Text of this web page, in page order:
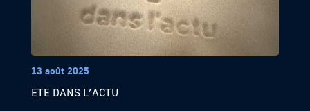
13 août 2025
ETE DANS L’ACTU